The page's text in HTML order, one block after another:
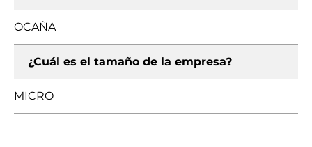
OCAÑA
¿Cuál es el tamaño de la empresa?
MICRO